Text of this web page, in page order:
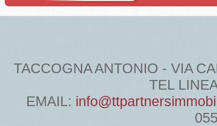
TACCOGNA ANTONIO - VIA
TEL
EMAIL: